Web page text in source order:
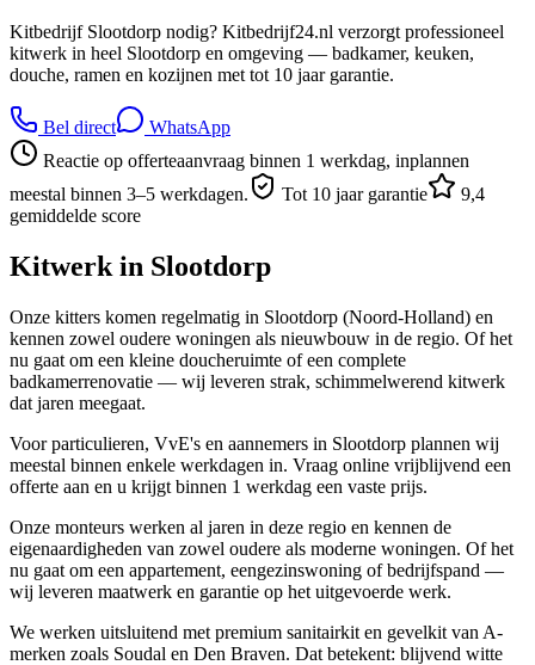
Kitbedrijf Slootdorp nodig? Kitbedrijf24.nl verzorgt professioneel
kitwerk in heel Slootdorp en omgeving — badkamer, keuken,
douche, ramen en kozijnen met tot 10 jaar garantie.
Bel direct
WhatsApp
Reactie op offerteaanvraag binnen 1 werkdag, inplannen
meestal binnen 3–5 werkdagen.
Tot 10 jaar garantie
9,4
gemiddelde score
Kitwerk in Slootdorp
Onze kitters komen regelmatig in Slootdorp (Noord-Holland) en
kennen zowel oudere woningen als nieuwbouw in de regio. Of het
nu gaat om een kleine doucheruimte of een complete
badkamerrenovatie — wij leveren strak, schimmelwerend kitwerk
dat jaren meegaat.
Voor particulieren, VvE's en aannemers in Slootdorp plannen wij
meestal binnen enkele werkdagen in. Vraag online vrijblijvend een
offerte aan en u krijgt binnen 1 werkdag een vaste prijs.
Onze monteurs werken al jaren in deze regio en kennen de
eigenaardigheden van zowel oudere als moderne woningen. Of het
nu gaat om een appartement, eengezinswoning of bedrijfspand —
wij leveren maatwerk en garantie op het uitgevoerde werk.
We werken uitsluitend met premium sanitairkit en gevelkit van A-
merken zoals Soudal en Den Braven. Dat betekent: blijvend witte